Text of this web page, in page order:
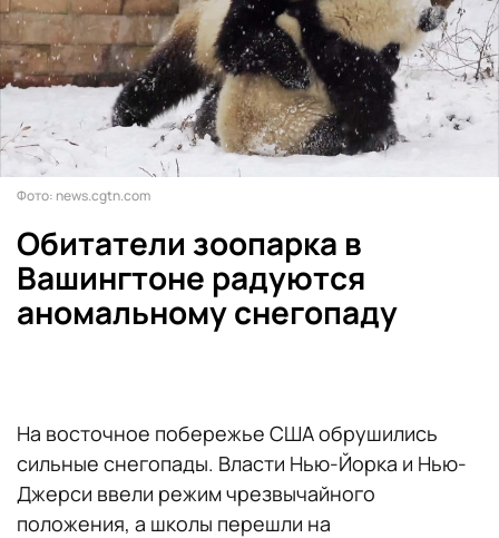
Фото: news.cgtn.com
Обитатели зоопарка в
Вашингтоне радуются
аномальному снегопаду
На восточное побережье США обрушились
сильные снегопады. Власти Нью-Йорка и Нью-
Джерси ввели режим чрезвычайного
положения, а школы перешли на